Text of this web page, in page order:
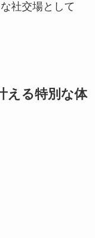
社交場として
える特別な体